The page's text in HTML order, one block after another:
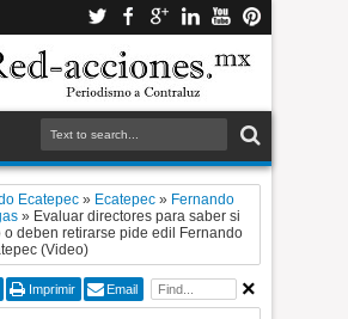
Ecatepec » Ecatepec » Fernando
» Evaluar directores para saber si
o deben retirarse pide edil Fernando
(Video)
Imprimir Email